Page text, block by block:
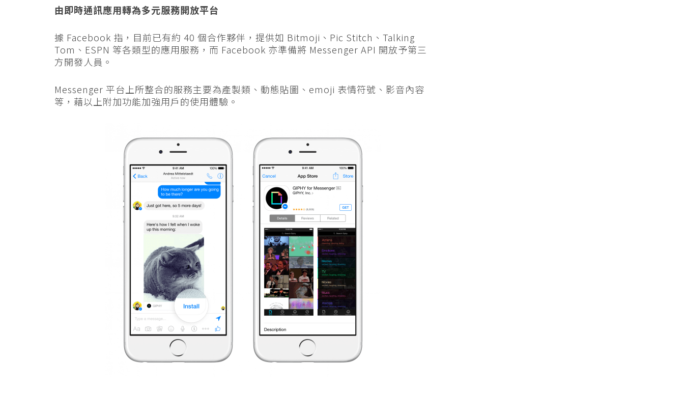
由即時通訊應用轉為多元服務開放平台
據 Facebook 指，目前已有約 40 個合作夥伴，提供如 Bitmoji、Pic Stitch、Talking
Tom、ESPN 等各類型的應用服務，而 Facebook 亦準備將 Messenger API 開放予第三
方開發人員。
Messenger 平台上所整合的服務主要為產製類、動態貼圖、emoji 表情符號、影音內容
等，藉以上附加功能加強用戶的使用體驗。